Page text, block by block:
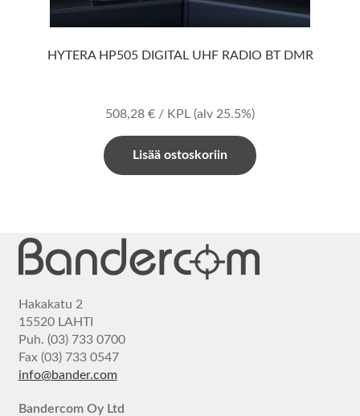
HYTERA HP505 DIGITAL UHF RADIO BT DMR
508,28 € / KPL (alv 25.5%)
Lisää ostoskoriin
Hakakatu 2
15520 LAHTI
Puh. (03) 733 0700
Fax (03) 733 0547
info@bander.com
Bandercom Oy Ltd